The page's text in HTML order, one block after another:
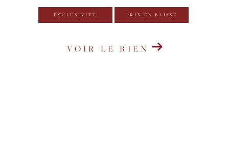
EXCLUSIVITÉ PRIX EN BAISSE
VOIR LE BIEN